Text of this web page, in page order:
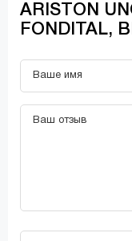
ARISTON
FONDITAL,